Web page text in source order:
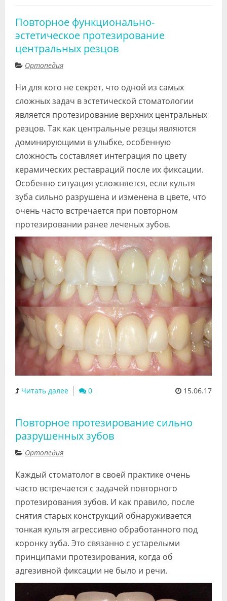
Повторное функционально-
эстетическое протезирование
центральных резцов
Ортопедия
Ни для кого не секрет, что одной из самых
сложных задач в эстетической стоматологии
является протезирование верхних центральных
резцов. Так как центральные резцы являются
доминирующими в улыбке, особенную
сложность составляет интеграция по цвету
керамических реставраций после их фиксации.
Особенно ситуация усложняется, если культя
зуба сильно разрушена и изменена в цвете, что
очень часто встречается при повторном
протезировании ранее леченых зубов.
Читать далее 0 15.06.17
Повторное протезирование сильно
разрушенных зубов
Ортопедия
Каждый стоматолог в своей практике очень
часто встречается с задачей повторного
протезирования зубов. И как правило, после
снятия старых конструкций обнаруживается
тонкая культя агрессивно обработанного под
коронку зуба. Это связанно с устарелыми
принципами протезирования, когда об
адгезивной фиксации не было и речи.